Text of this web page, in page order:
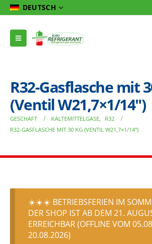
DEUTSCH
R32-Gasflasche mit
(Ventil W21,7×1/14″)
GESCHÄFT KÄLTEMITTELGASE,
R32
R32-GASFLASCHE MIT 30 KG (VENTIL W21,7×1/14″)
☀️☀️☀️ BETRIEBSFERIEN IM
DER SHOP IST AB DEM 21.
ERREICHBAR (OFFLINE VOM
20.08.2026)